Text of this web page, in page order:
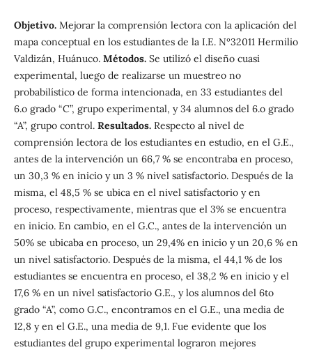
Objetivo. Mejorar la comprensión lectora con la aplicación del
mapa conceptual en los estudiantes de la I.E. Nº32011 Hermilio
Valdizán, Huánuco. Métodos.Se utilizó el diseño cuasi
experimental, luego de realizarse un muestreo no
probabilístico de forma intencionada, en 33 estudiantes del
6.o grado “C”, grupo experimental, y 34 alumnos del 6.o grado
“A”, grupo control. Resultados. Respecto al nivel de
comprensión lectora de los estudiantes en estudio, en el G.E.,
antes de la intervención un 66,7 % se encontraba en proceso,
un 30,3 % en inicio y un 3 % nivel satisfactorio. Después de la
misma, el 48,5 % se ubica en el nivel satisfactorio y en
proceso, respectivamente, mientras que el 3% se encuentra
en inicio. En cambio, en el G.C., antes de la intervención un
50% se ubicaba en proceso, un 29,4% en inicio y un 20,6 % en
un nivel satisfactorio. Después de la misma, el 44,1 % de los
estudiantes se encuentra en proceso, el 38,2 % en inicio y el
17,6 % en un nivel satisfactorio G.E., y los alumnos del 6to
grado “A”, como G.C., encontramos en el G.E., una media de
12,8 y en el G.E., una media de 9,1. Fue evidente que los
estudiantes del grupo experimental lograron mejores